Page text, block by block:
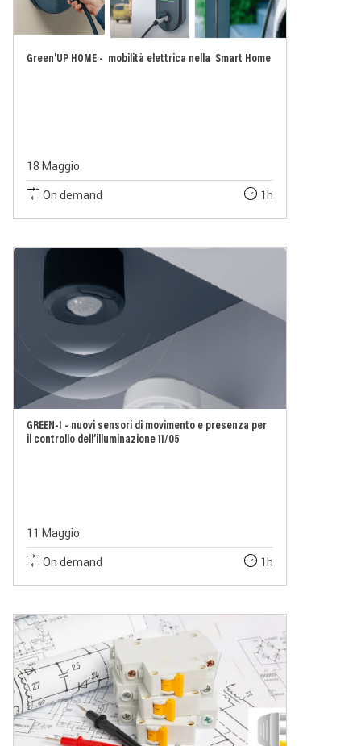
Green'UP HOME - mobilità elettrica nella Smart Home
18 Maggio
On demand
1h
GREEN-I - nuovi sensori di movimento e presenza per
il controllo dell’illuminazione 11/05
11 Maggio
On demand
1h